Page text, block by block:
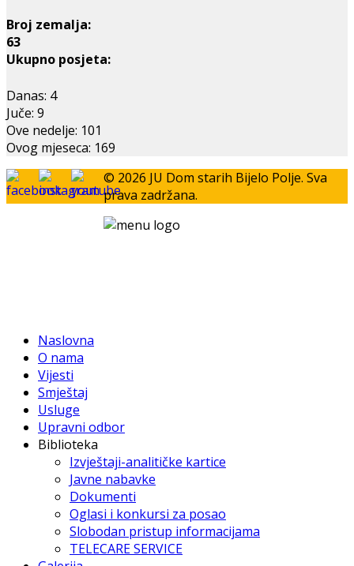
Broj zemalja:
63
Ukupno posjeta:
Danas: 4
Juče: 9
Ove nedelje: 101
Ovog mjeseca: 169
© 2026 JU Dom starih Bijelo Polje. Sva
prava zadržana.
Naslovna
O nama
Vijesti
Smještaj
Usluge
Upravni odbor
Biblioteka
Izvještaji-analitičke kartice
Javne nabavke
Dokumenti
Oglasi i konkursi za posao
Slobodan pristup informacijama
TELECARE SERVICE